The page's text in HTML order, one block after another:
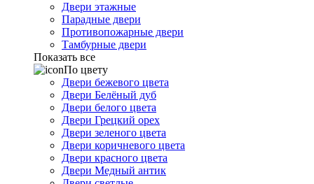
Двери этажные
Парадные двери
Противопожарные двери
Тамбурные двери
Показать все
По цвету
Двери бежевого цвета
Двери Белёный дуб
Двери белого цвета
Двери Грецкий орех
Двери зеленого цвета
Двери коричневого цвета
Двери красного цвета
Двери Медный антик